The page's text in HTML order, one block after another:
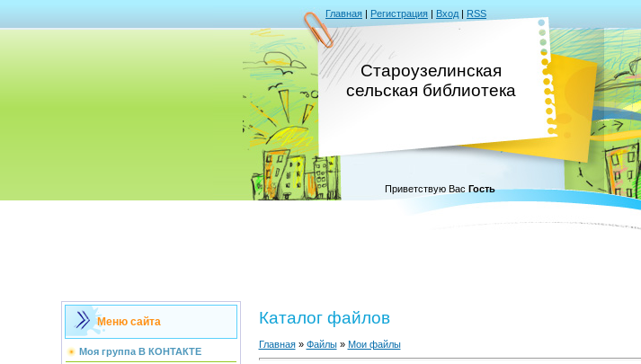
Главная | Регистрация | Вход | RSS
Староузелинская
сельская библиотека
Приветствую Вас Гость
Меню сайта
Моя группа В КОНТАКТЕ
Каталог файлов
Главная» Файлы» Мои файлы